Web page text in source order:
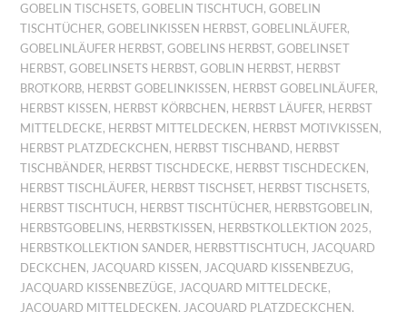
GOBELIN TISCHSETS,GOBELIN TISCHTUCH,GOBELIN
TISCHTÜCHER,GOBELINKISSEN HERBST,GOBELINLÄUFER,
GOBELINLÄUFER HERBST,GOBELINS HERBST,GOBELINSET
HERBST,GOBELINSETS HERBST,GOBLIN HERBST, HERBST
BROTKORB, HERBST GOBELINKISSEN, HERBST GOBELINLÄUFER,
HERBST KISSEN, HERBST KÖRBCHEN, HERBST LÄUFER, HERBST
MITTELDECKE, HERBST MITTELDECKEN, HERBST MOTIVKISSEN,
HERBST PLATZDECKCHEN, HERBST TISCHBAND, HERBST
TISCHBÄNDER, HERBST TISCHDECKE, HERBST TISCHDECKEN,
HERBST TISCHLÄUFER, HERBST TISCHSET, HERBST TISCHSETS,
HERBST TISCHTUCH, HERBST TISCHTÜCHER, HERBSTGOBELIN,
HERBSTGOBELINS, HERBSTKISSEN, HERBSTKOLLEKTION 2025,
HERBSTKOLLEKTION SANDER, HERBSTTISCHTUCH, JACQUARD
DECKCHEN, JACQUARD KISSEN, JACQUARD KISSENBEZUG,
JACQUARD KISSENBEZÜGE, JACQUARD MITTELDECKE,
JACQUARD MITTELDECKEN, JACQUARD PLATZDECKCHEN,